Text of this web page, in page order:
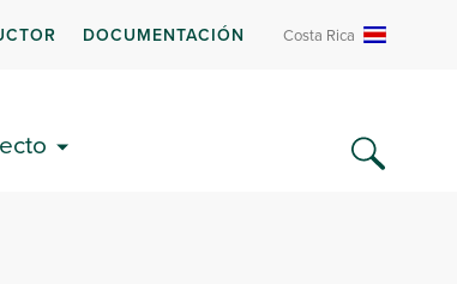
DOCUMENTACIÓN Costa Rica